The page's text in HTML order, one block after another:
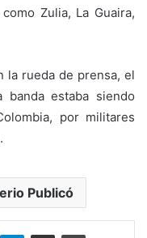
Zulia, La Guaira,
la rueda de prensa, el
banda estaba siendo
por militares
Publicó